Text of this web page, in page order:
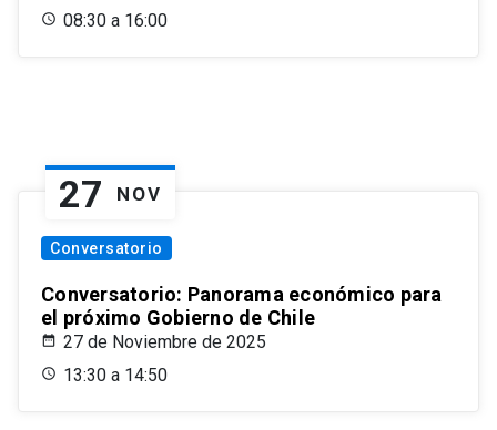
08:30 a 16:00
27 NOV
Conversatorio
Conversatorio: Panorama económico para
el próximo Gobierno de Chile
27 de Noviembre de 2025
13:30 a 14:50